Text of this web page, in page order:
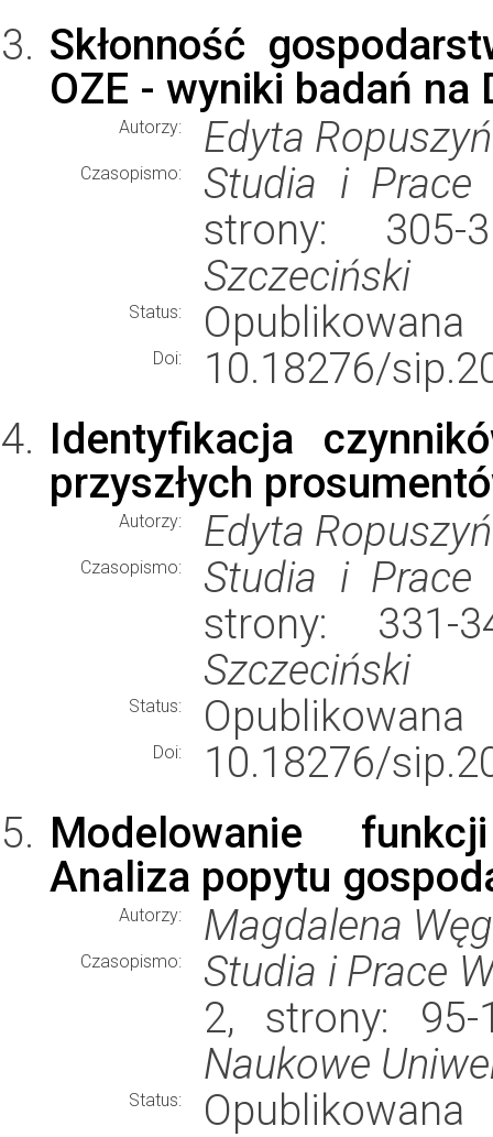
Skłonność
OZE - wyniki badań na
Autorzy: Edyta
Czasopismo:
Studia i Prace
strony:
Szczeciński
Status: Opublikowana
Doi:
10.18276/
Identyfikacja
przyszłych
Autorzy: Edyta
Czasopismo:
Studia i Prace
strony: 331-
Szczeciński
Status: Opublikowana
Doi:
10.18276/
Modelowanie
Analiza popytu
Autorzy: Magdalena
Czasopismo:
Studia i Prace
2, strony:
Naukowe
Status: Opublikowana